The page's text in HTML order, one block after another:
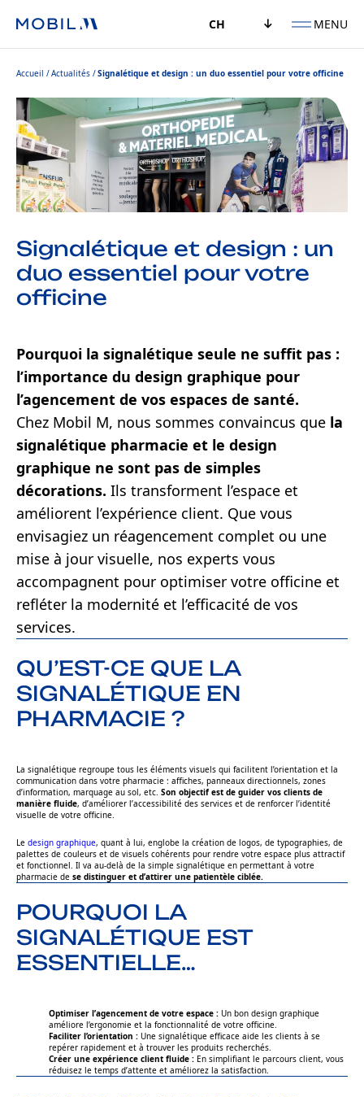
CH MENU
Accueil Actualités Signalétique et design : un duo essentiel pour votre officine
Signalétique et design : un
duo essentiel pour votre
officine
Pourquoi la signalétique seule ne suffit pas :
l’importance du design graphique pour
l’agencement de vos espaces de santé.
Chez Mobil M, nous sommes convaincus que la
signalétique pharmacie et le design
graphique ne sont pas de simples
décorations. Ils transforment l’espace et
améliorent l’expérience client. Que vous
envisagiez un réagencement complet ou une
mise à jour visuelle, nos experts vous
accompagnent pour optimiser votre officine et
refléter la modernité et l’efficacité de vos
services.
QU’EST-CE QUE LA
SIGNALÉTIQUE EN
PHARMACIE ?
La signalétique regroupe tous les éléments visuels qui facilitent l’orientation et la
communication dans votre pharmacie : affiches, panneaux directionnels, zones
d’information, marquage au sol, etc. Son objectif est de guider vos clients de
manière fluide, d’améliorer l’accessibilité des services et de renforcer l’identité
visuelle de votre officine.
Le design graphique, quant à lui, englobe la création de logos, de typographies, de
palettes de couleurs et de visuels cohérents pour rendre votre espace plus attractif
et fonctionnel. Il va au-delà de la simple signalétique en permettant à votre
pharmacie de se distinguer et d’attirer une patientèle ciblée.
POURQUOI LA
SIGNALÉTIQUE EST
ESSENTIELLE…
Optimiser l’agencement de votre espace : Un bon design graphique
améliore l’ergonomie et la fonctionnalité de votre officine.
Faciliter l’orientation : Une signalétique efficace aide les clients à se
repérer rapidement et à trouver les produits recherchés.
Créer une expérience client fluide : En simplifiant le parcours client, vous
réduisez le temps d’attente et améliorez la satisfaction.